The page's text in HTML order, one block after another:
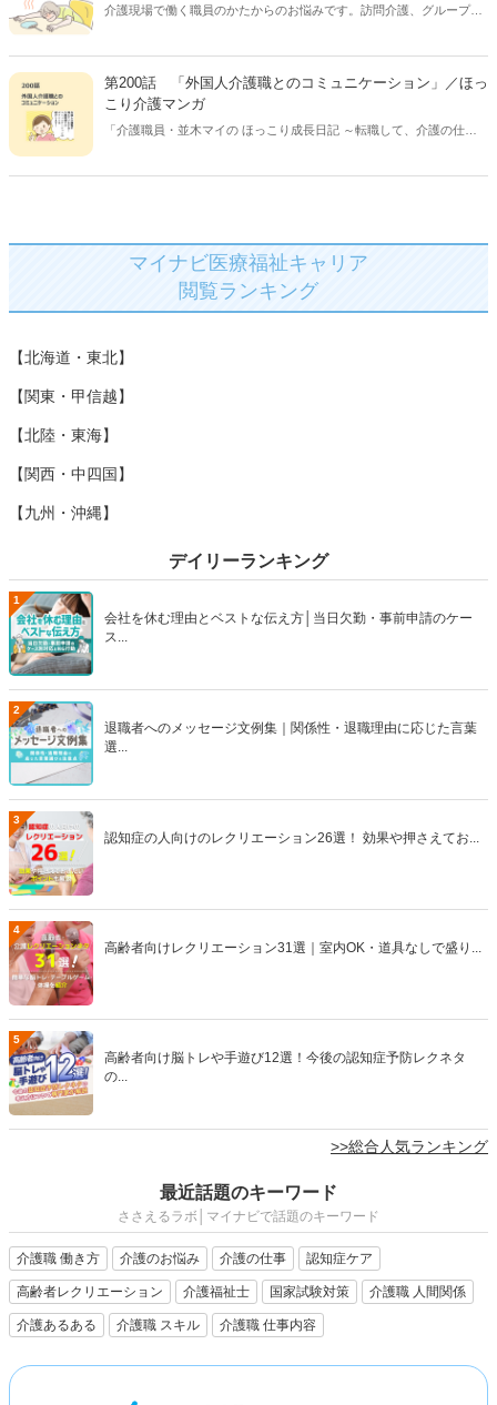
介護現場で働く職員のかたからのお悩みです。訪問介護、グループホ
ました。本記事では、高齢者のかたがエアコンをいやがる理由と対策
について、詳しく解説していきます。【執筆者／専門家：羽吹 さゆ
り】
第200話 「外国人介護職とのコミュニケーション」／ほっ
こり介護マンガ
「介護職員・並木マイの ほっこり成長日記 ～転職して、介護の仕事
マイナビ医療福祉キャリア
閲覧ランキング
【北海道・東北】
【関東・甲信越】
【北陸・東海】
【関西・中四国】
【九州・沖縄】
デイリーランキング
1
会社を休む理由とベストな伝え方│当日欠勤・事前申請のケー
ス...
2
退職者へのメッセージ文例集｜関係性・退職理由に応じた言葉
選...
3
認知症の人向けのレクリエーション26選！ 効果や押さえてお...
4
高齢者向けレクリエーション31選｜室内OK・道具なしで盛り...
5
高齢者向け脳トレや手遊び12選！今後の認知症予防レクネタ
の...
>>総合人気ランキング
最近話題のキーワード
ささえるラボ│マイナビで話題のキーワード
介護職 働き方 介護のお悩み 介護の仕事 認知症ケア
高齢者レクリエーション 介護福祉士 国家試験対策 介護職 人間関係
介護あるある 介護職 スキル 介護職 仕事内容